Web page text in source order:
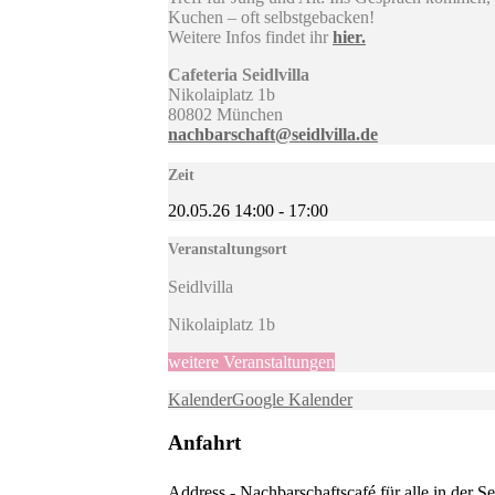
Kuchen – oft selbstgebacken!
Weitere Infos findet ihr hier.
Cafeteria Seidlvilla
Nikolaiplatz 1b
80802 München
nachbarschaft@seidlvilla.de
Zeit
20.05.26 14:00 - 17:00
Veranstaltungsort
Seidlvilla
Nikolaiplatz 1b
weitere Veranstaltungen
KalenderGoogle Kalender
Anfahrt